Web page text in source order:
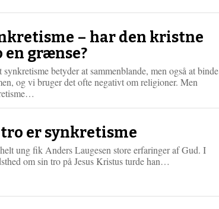
– har den kristne
en grænse?
synkretisme betyder at sammenblande, men også at binde
og vi bruger det ofte negativt om religioner. Men
m
e
r
e
er synkretisme
ung fik Anders Laugesen store erfaringer af Gud. I
om sin tro på Jesus Kristus turde han…
m